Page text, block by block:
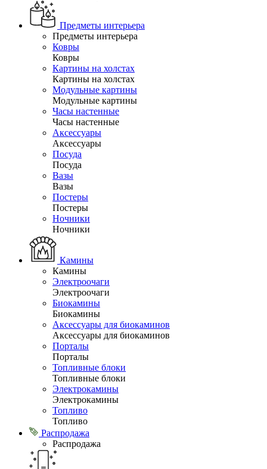
Предметы интерьера
Предметы интерьера
Ковры
Ковры
Картины на холстах
Картины на холстах
Модульные картины
Модульные картины
Часы настенные
Часы настенные
Аксессуары
Аксессуары
Посуда
Посуда
Вазы
Вазы
Постеры
Постеры
Ночники
Ночники
Камины
Камины
Электроочаги
Электроочаги
Биокамины
Биокамины
Аксессуары для биокаминов
Аксессуары для биокаминов
Порталы
Порталы
Топливные блоки
Топливные блоки
Электрокамины
Электрокамины
Топливо
Топливо
Распродажа
Распродажа